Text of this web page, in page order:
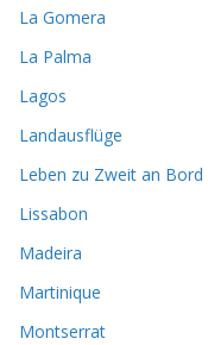
La Gomera
La Palma
Lagos
Landausflüge
Leben zu Zweit an Bord
Lissabon
Madeira
Martinique
Montserrat